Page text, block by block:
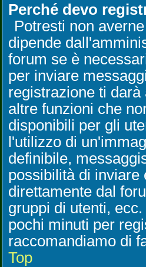
Perché devo
Potresti non
dipende
forum se è
per inviare
registrazione ti darà
altre funzioni che
disponibili per gli
l'utilizzo di
definibile,
possibilità di inviare
direttamente dal
gruppi di utenti,
pochi minuti per
raccomandiamo di
Top